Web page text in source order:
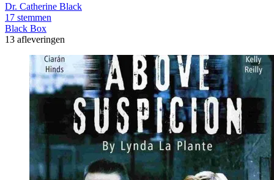
Dr. Catherine Black
17 stemmen
Black Box
13 afleveringen